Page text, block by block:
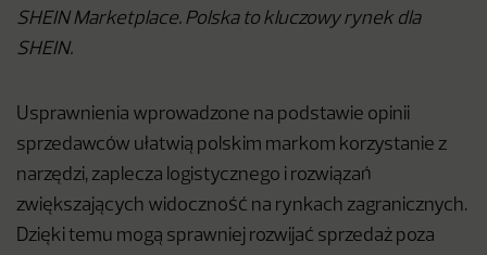
SHEIN Marketplace. Polska to kluczowy rynek dla
SHEIN.
Usprawnienia wprowadzone na podstawie opinii
sprzedawców ułatwią polskim markom korzystanie z
narzędzi, zaplecza logistycznego i rozwiązań
zwiększających widoczność na rynkach zagranicznych.
Dzięki temu mogą sprawniej rozwijać sprzedaż poza